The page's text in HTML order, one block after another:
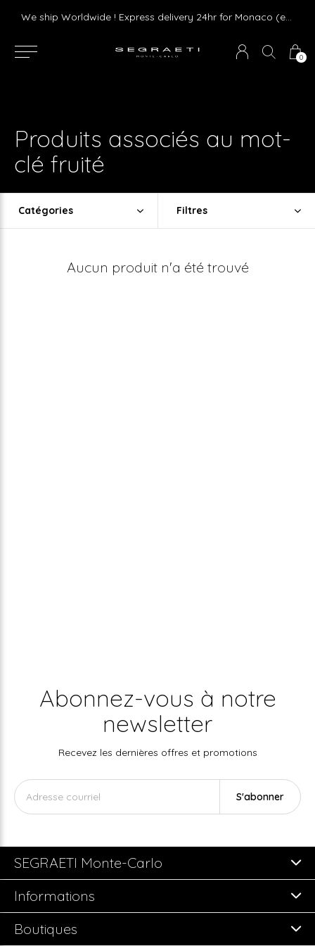
0
We ship Worldwide ! Express delivery 24hr for Monaco (excluding furniture)
Produits associés au mot-
clé fruité
Catégories Filtres
Aucun produit n'a été trouvé
Abonnez-vous à notre
newsletter
Recevez les dernières offres et promotions
S'abonner
SEGRAETI Monte-Carlo
Informations
Boutiques